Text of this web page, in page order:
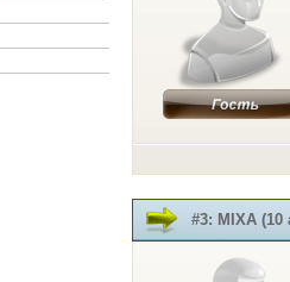
#3: MIXA (10